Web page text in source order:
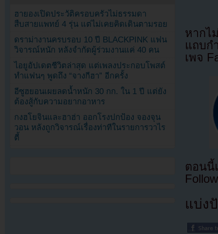
หากไ
แถบก
เพจ
ตอนนี้
แบ่ง
ฮายองเปิดประวัติครอบครัวไม่ธรรมดา
สืบสายแพทย์ 4 รุ่น แต่ไม่เคยคิดเดินตามรอย
ดราม่างานครบรอบ 10 ปี BLACKPINK แฟน
วิจารณ์หนัก หลังจำกัดผู้ร่วมงานแค่ 40 คน
ไอยูอัปเดตชีวิตล่าสุด แต่เพลงประกอบโพสต์
ทำแฟนๆ พูดถึง “จางกีฮา” อีกครั้ง
อีซูฮยอนเผยลดน้ำหนัก 30 กก. ใน 1 ปี แต่ยัง
ต้องสู้กับความอยากอาหาร
กงฮโยจินและฮาฮ่า ออกโรงปกป้อง จองจุน
วอน หลังถูกวิจารณ์เรื่องท่าทีในรายการวาไร
ตี้